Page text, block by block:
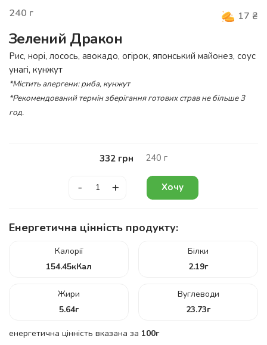
240 г 17 ₴
Зелений Дракон
Рис, норі, лосось, авокадо, огірок, японський майонез, соус
унагі, кунжут
*Містить алергени: риба, кунжут
*Рекомендований термін зберігання готових страв не більше 3
год.
332 грн 240 г
- + Хочу
Енергетична цінність продукту:
Калорії
154.45кКал
Білки
2.19г
Жири
5.64г
Вуглеводи
23.73г
енергетична цінність вказана за 100г